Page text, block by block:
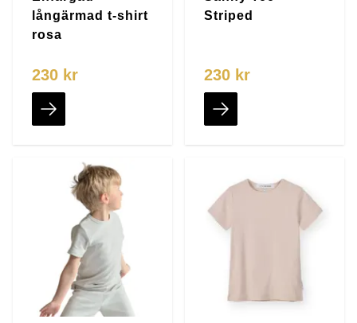
långärmad t-shirt
rosa
230 kr
Striped
230 kr